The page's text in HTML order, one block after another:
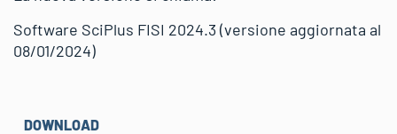
Software SciPlus FISI 2024.3 (versione aggiornata al
08/01/2024)
DOWNLOAD